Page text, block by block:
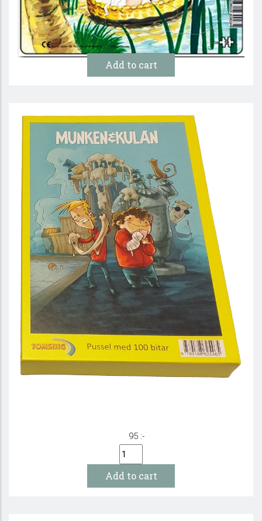
89:- 10 :-
Munken & Kulan Pussel 100 bitar
95 :-